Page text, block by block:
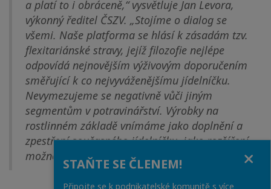
a platí to i obráceně,“ vysvětluje Jan Levora,
výkonný ředitel ČSZV. „Stojíme o dialog se
všemi. Naše platforma se hlásí k zásadám tzv.
flexitariánské stravy, jejíž filozofie nejlépe
odpovídá nejnovějším výživovým doporučením
směřující k co nejvyváženějšímu jídelníčku.
Nevymezujeme se negativně vůči jiným
segmentům v potravinářství. Výrobky na
rostlinném základě vnímáme jako doplnění a
zpestření současného jídelníčku, jako rozšíření
možností,“ doplňuje Jan Levora.
STAŇTE SE ČLENEM!
Připojte se k podnikatelské komunitě s více